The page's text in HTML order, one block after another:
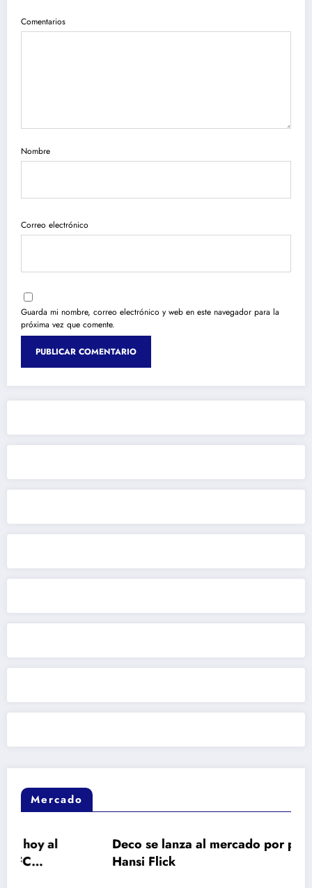
Comentarios
Nombre
Correo electrónico
Guarda mi nombre, correo electrónico y web en este navegador para la
próxima vez que comente.
Mercado
Deco se lanza al mercado por pedido de
Hansi Flick